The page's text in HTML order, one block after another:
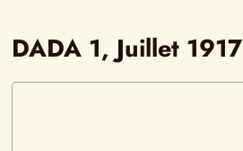
DADA 1, Juillet 1917